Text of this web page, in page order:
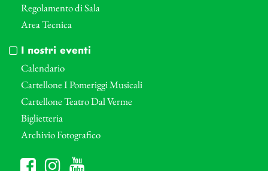
Regolamento di Sala
Area Tecnica
I nostri eventi
Calendario
Cartellone I Pomeriggi Musicali
Cartellone Teatro Dal Verme
Biglietteria
Archivio Fotografico